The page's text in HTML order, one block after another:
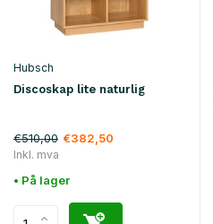
Hubsch
Discoskap lite naturlig
€510,00 €382,50
Inkl. mva
• På lager